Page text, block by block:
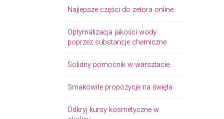
Najlepsze części do zetora online
Optymalizacja jakości wody
poprzez substancje chemiczne
Solidny pomocnik w warsztacie.
Smakowite propozycje na święta
Odkryj kursy kosmetyczne w